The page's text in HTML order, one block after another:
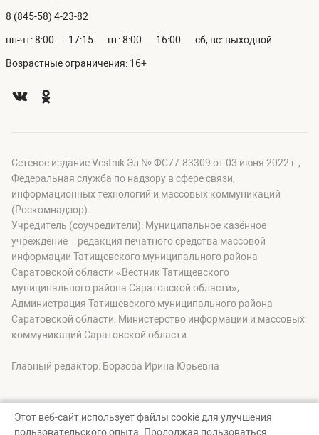
8 (845-58) 4-23-82
пн-чт: 8:00 — 17:15 пт: 8:00 — 16:00 сб, вс: выходной
Возрастные ограничения: 16+
Сетевое издание Vestnik Эл № ФС77-83309 от 03 июня 2022 г.,
Федеральная служба по надзору в сфере связи,
информационных технологий и массовых коммуникаций
(Роскомнадзор).
Учредитель (соучредители): Муниципальное казённое
учреждение – редакция печатного средства массовой
информации Татищевского муниципального района
Саратовской области «Вестник Татищевского
муниципального района Саратовской области»,
Администрация Татищевского муниципального района
Саратовской области, Министерство информации и массовых
коммуникаций Саратовской области.
Главный редактор: Борзова Ирина Юрьевна
Этот веб-сайт использует файлы cookie для улучшения
пользовательского опыта. Продолжая пользоваться